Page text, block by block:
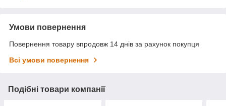
Умови повернення
Повернення товару впродовж 14 днів за рахунок покупця
Всі умови повернення
Подібні товари компанії